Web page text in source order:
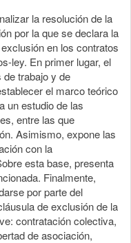
la resolución de la
por la que se declara la
en los contratos
ley. En primer lugar, el
de trabajo y de
el marco teórico
un estudio de las
entre las que
Asimismo, expone las
con la
esta base, presenta
Finalmente,
por parte del
de exclusión de la
contratación colectiva,
de asociación,